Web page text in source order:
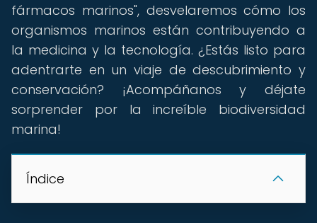
fármacos marinos", desvelaremos cómo los
organismos marinos están contribuyendo a
la medicina y la tecnología. ¿Estás listo para
adentrarte en un viaje de descubrimiento y
conservación? ¡Acompáñanos y déjate
sorprender por la increíble biodiversidad
marina!
Índice